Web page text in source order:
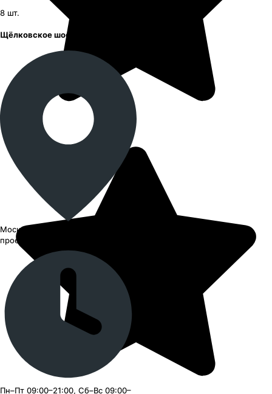
8 шт.
Щёлковское шоссе
Москва, ВАО, Черницынский
проезд, 3с1
Пн–Пт 09:00–21:00, Сб–Вс 09:00–